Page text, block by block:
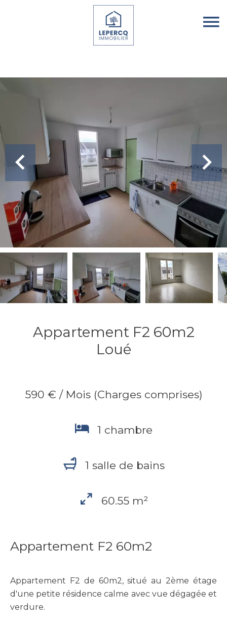
Appartement F2 60m2
Loué
590 € / Mois (Charges comprises)
1 chambre
1 salle de bains
60.55 m²
Appartement F2 60m2
Appartement F2 de 60m2, situé au 2ème étage
d'une petite résidence calme avec vue dégagée et
verdure.